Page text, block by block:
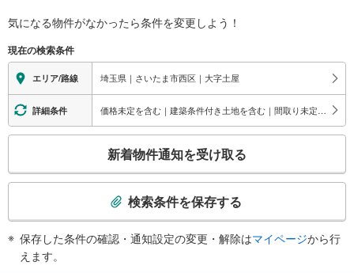
気になる物件がなかったら条件を変更しよう！
現在の検索条件
エリア/路線 埼玉県｜さいたま市西区｜大字土屋
詳細条件 価格未定を含む｜建築条件付き土地を含む｜間取り未定を含む
検
新着物件通知を受け取る
検索条件を保存する
保存した条件の確認・通知設定の変更・解除はマイページから行
えます。